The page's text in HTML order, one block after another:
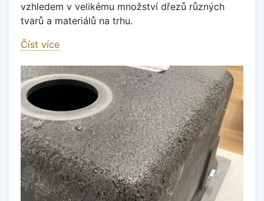
vzhledem v velikému množství dřezů různých
tvarů a materiálů na trhu.
Číst více